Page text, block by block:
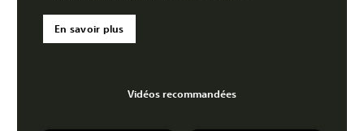
En savoir plus
Vidéos recommandées